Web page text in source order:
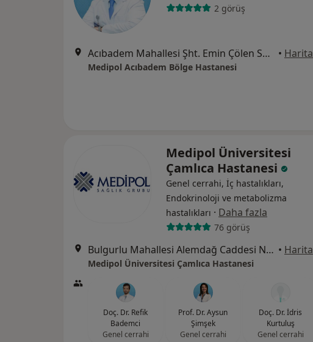
2 görüş
Acıbadem Mahallesi Şht. Emin Çölen Sokağı No:4, Kadıköy • Harita
Medipol Acıbadem Bölge Hastanesi
Medipol Üniversitesi
Çamlıca Hastanesi
Genel cerrahi, İç hastalıkları,
Endokrinoloji ve metabolizma
hastalıkları · Daha fazla
76 görüş
Bulgurlu Mahallesi Alemdağ Caddesi No:100, Üsküdar • Harita
Medipol Üniversitesi Çamlıca Hastanesi
Doç. Dr. Refik
Bademci
Genel cerrahi
Prof. Dr. Aysun
Şimşek
Genel cerrahi
Doç. Dr. İdris
Kurtuluş
Genel cerrahi